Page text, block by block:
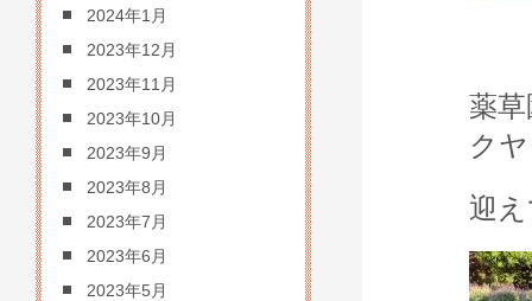
薬
ク
迎
2024年1月
2023年12月
2023年11月
2023年10月
2023年9月
2023年8月
2023年7月
2023年6月
2023年5月